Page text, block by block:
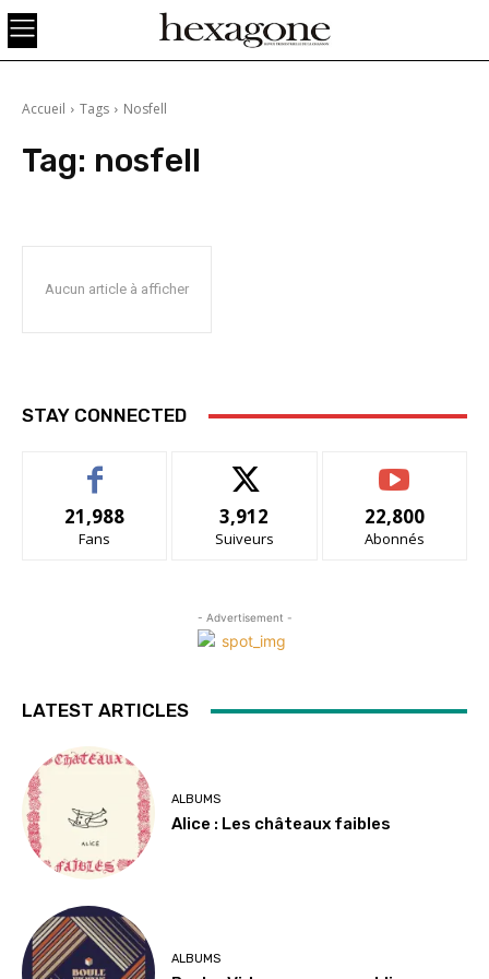
Accueil Tags Nosfell
Tag: nosfell
Aucun article à afficher
STAY CONNECTED
21,988
Fans
3,912
Suiveurs
22,800
Abonnés
- Advertisement -
LATEST ARTICLES
ALBUMS
Alice : Les châteaux faibles
ALBUMS